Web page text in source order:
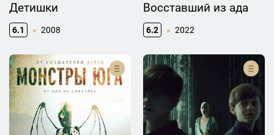
Детишки
6.1 2008
Восставший из ада
6.2 2022